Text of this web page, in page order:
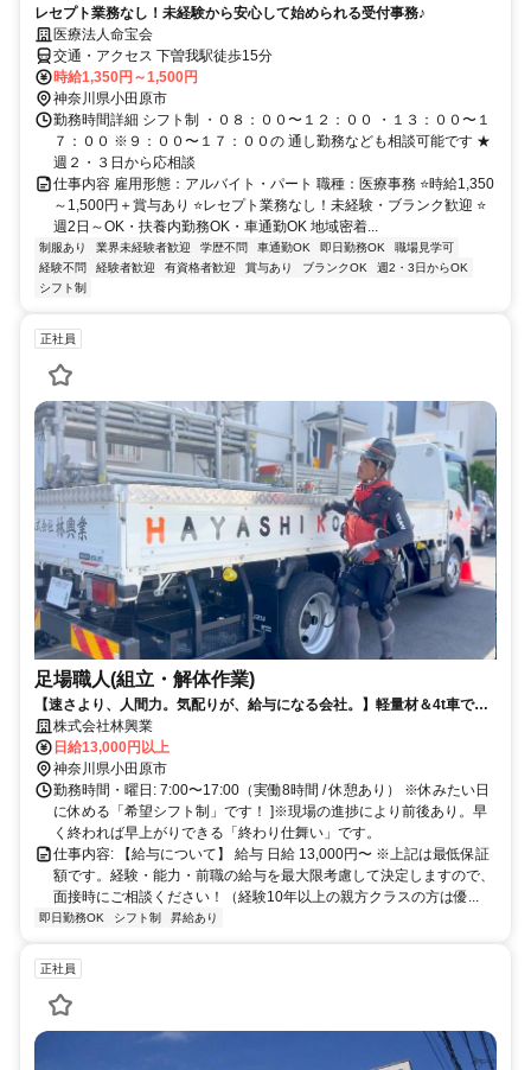
レセプト業務なし！未経験から安心して始められる受付事務♪
医療法人命宝会
交通・アクセス 下曽我駅徒歩15分
時給1,350円～1,500円
神奈川県小田原市
勤務時間詳細 シフト制 ・０８：００〜１２：００ ・１３：００〜１
７：００ ※９：００〜１７：００の 通し勤務なども相談可能です ★
週２・３日から応相談
仕事内容 雇用形態：アルバイト・パート 職種：医療事務 ⭐時給1,350
～1,500円＋賞与あり ⭐レセプト業務なし！未経験・ブランク歓迎 ⭐
週2日～OK・扶養内勤務OK・車通勤OK 地域密着...
制服あり 業界未経験者歓迎 学歴不問 車通勤OK 即日勤務OK
職場見学可
経験不問
経験者歓迎 有資格者歓迎 賞与あり ブランクOK
週2・3日からOK
シフト制
正社員
足場職人(組立・解体作業)
【速さより、人間力。気配りが、給与になる会社。】軽量材＆4t車で体
への負担減！休みたい日に休めるシフト制で家族も大切にできます。
株式会社林興業
日給13,000円以上
神奈川県小田原市
勤務時間・曜日: 7:00〜17:00（実働8時間 / 休憩あり） ※休みたい日
に休める「希望シフト制」です！ ]※現場の進捗により前後あり。早
く終われば早上がりできる「終わり仕舞い」です。
仕事内容: 【給与について】 給与 日給 13,000円〜 ※上記は最低保証
額です。経験・能力・前職の給与を最大限考慮して決定しますので、
面接時にご相談ください！（経験10年以上の親方クラスの方は優...
即日勤務OK シフト制 昇給あり
正社員